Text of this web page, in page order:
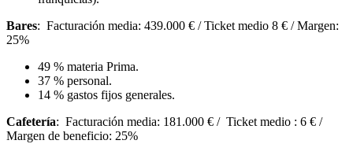
Bares: Facturación media: 439.000 € / Ticket medio 8 € / Margen:
25%
49 % materia Prima.
37 % personal.
14 % gastos fijos generales.
Cafetería: Facturación media: 181.000 € / Ticket medio : 6 € /
Margen de beneficio: 25%